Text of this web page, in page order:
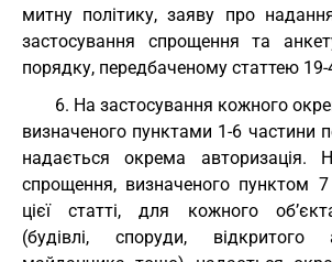
митну політику, заяву про
застосування спрощення та
порядку, передбаченому статтею 19-
6. На застосування кожного
визначеного пунктами 1-6 частини
надається окрема авторизація.
спрощення, визначеного пунктом
цієї статті, для кожного
(будівлі, споруди, відкритого